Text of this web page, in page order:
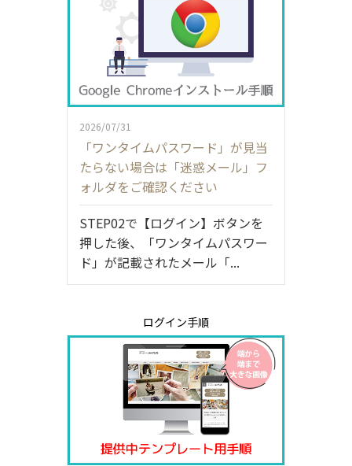
2026/07/31
「ワンタイムパスワード」が見当
たらない場合は「迷惑メール」フ
ォルダをご確認ください
STEP02で【ログイン】ボタンを
押した後、「ワンタイムパスワー
ド」が記載されたメール「...
ログイン手順